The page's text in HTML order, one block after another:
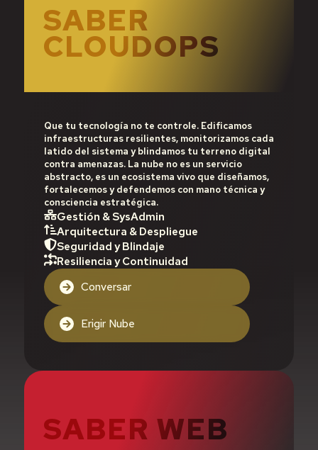
SABER
CLOUDOPS
Que tu tecnología no te controle. Edificamos
infraestructuras resilientes, monitorizamos cada
latido del sistema y blindamos tu terreno digital
contra amenazas. La nube no es un servicio
abstracto, es un ecosistema vivo que diseñamos,
fortalecemos y defendemos con mano técnica y
consciencia estratégica.
Gestión & SysAdmin
Arquitectura & Despliegue
Seguridad y Blindaje
Resiliencia y Continuidad
Conversar
Erigir Nube
SABER WEB